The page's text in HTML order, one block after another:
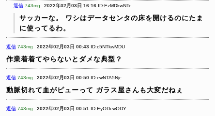
返信 743mg 2022年02月03日 16:16 ID:EzMDkwNTc
サッカーな。
ワシはデータセンタの床を開けるのにたま
に使ってるわ。
返信 743mg 2022年02月03日 00:43 ID:c5NTkwMDU
作業着着てやらないとダメな典型？
返信 743mg 2022年02月03日 00:50 ID:cwNTA5Njc
動脈切れて血がピューって ガラス屋さんも大変だねぇ
返信 743mg 2022年02月03日 00:51 ID:EyODcwODY